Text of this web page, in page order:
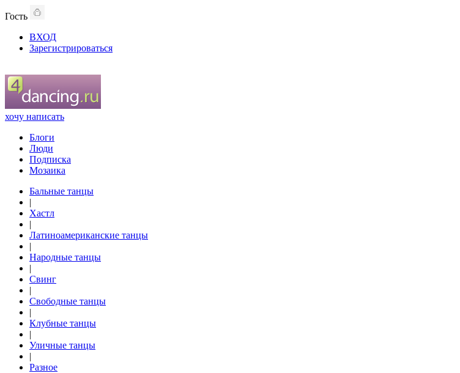
Гость
ВХОД
Зарегистрироваться
хочу написать
Блоги
Люди
Подписка
Мозаика
Бальные танцы
|
Хастл
|
Латиноамериканские танцы
|
Народные танцы
|
Свинг
|
Свободные танцы
|
Клубные танцы
|
Уличные танцы
|
Разное